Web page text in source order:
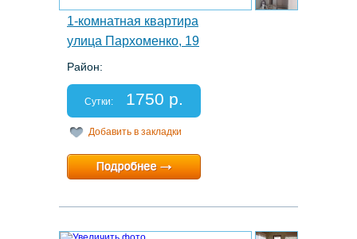
1-комнатная квартира
улица Пархоменко, 19
Район:
Спальных мест: 2+1
Отчетные документы: нет
Сутки: 1750 р.
Добавить в закладки
Минимальный срок:1 суток
Расчетный час:12:00